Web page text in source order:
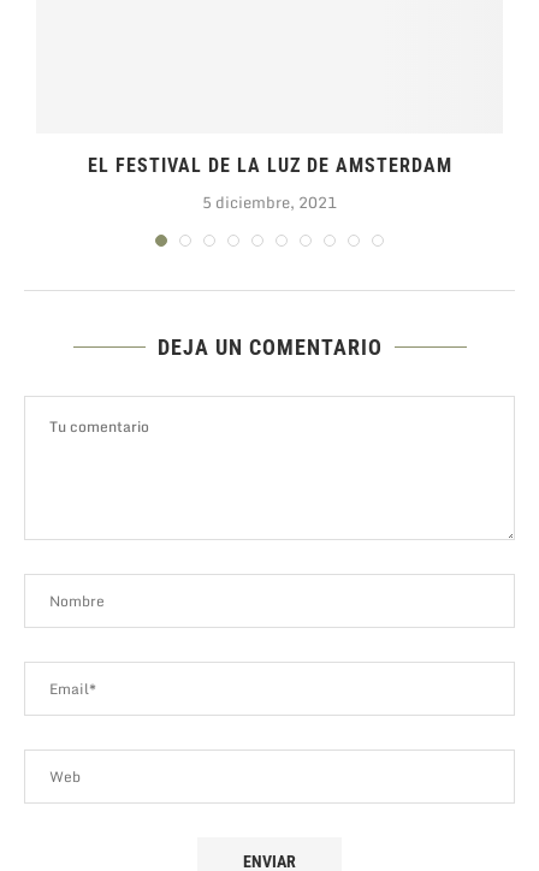
EL FESTIVAL DE LA LUZ DE AMSTERDAM
5 diciembre, 2021
DEJA UN COMENTARIO